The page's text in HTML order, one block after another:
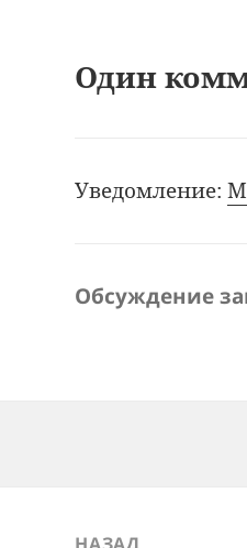
Один
Уведомление:
Обсуждение